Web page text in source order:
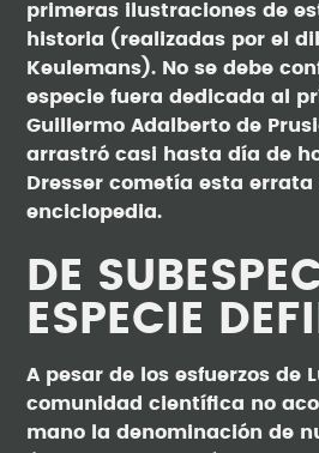
primeras ilustraciones de
historia (realizadas por el
Keulemans). No se debe
especie fuera dedicada al
Guillermo Adalberto de
arrastró casi hasta día de
Dresser cometía esta errata
enciclopedia.
DE
ESPECIE
A pesar de los esfuerzos de
comunidad científica no
mano la denominación de